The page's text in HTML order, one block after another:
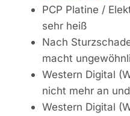
PCP Platine /
sehr heiß
Nach
macht
Western Digital
nicht mehr an
Western Digital